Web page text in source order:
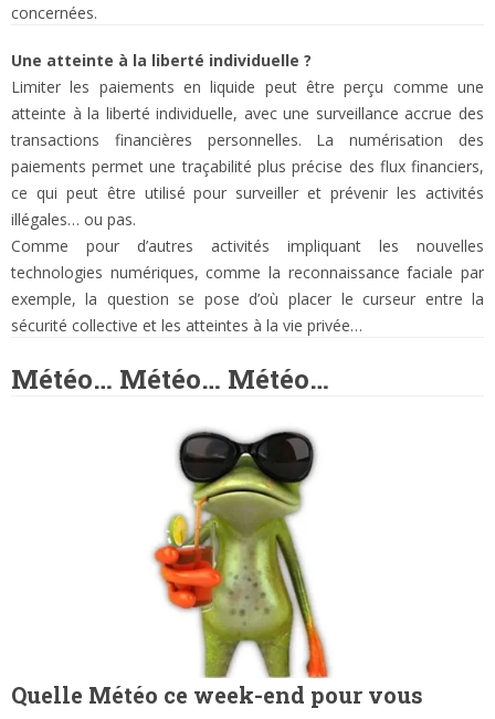
concernées.
Une atteinte à la liberté individuelle ?
Limiter les paiements en liquide peut être perçu comme une
atteinte à la liberté individuelle, avec une surveillance accrue des
transactions financières personnelles. La numérisation des
paiements permet une traçabilité plus précise des flux financiers,
ce qui peut être utilisé pour surveiller et prévenir les activités
illégales… ou pas.
Comme pour d’autres activités impliquant les nouvelles
technologies numériques, comme la reconnaissance faciale par
exemple, la question se pose d’où placer le curseur entre la
sécurité collective et les atteintes à la vie privée…
Météo… Météo… Météo…
Quelle Météo ce week-end pour vous